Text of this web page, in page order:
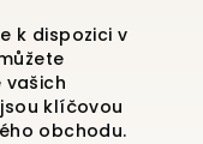
k dispozici v
klíčovou
obchodu.